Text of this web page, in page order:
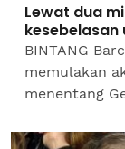
Lewat dua
kesebelasan
BINTANG
memulakan
menentang
pada